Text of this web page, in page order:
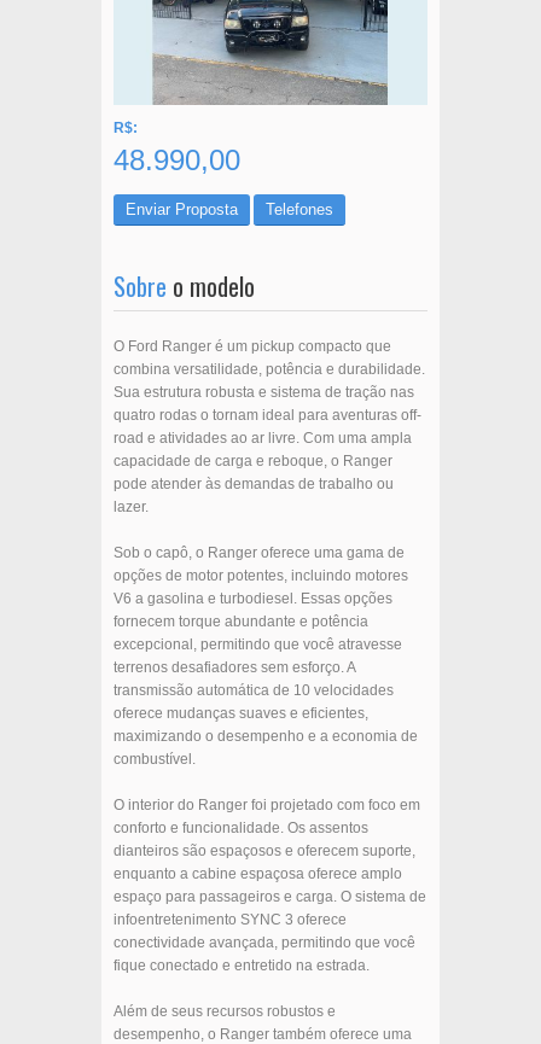
R$:
48.990,00
Enviar Proposta Telefones
Sobre o modelo
O Ford Ranger é um pickup compacto que
combina versatilidade, potência e durabilidade.
Sua estrutura robusta e sistema de tração nas
quatro rodas o tornam ideal para aventuras off-
road e atividades ao ar livre. Com uma ampla
capacidade de carga e reboque, o Ranger
pode atender às demandas de trabalho ou
lazer.
Sob o capô, o Ranger oferece uma gama de
opções de motor potentes, incluindo motores
V6 a gasolina e turbodiesel. Essas opções
fornecem torque abundante e potência
excepcional, permitindo que você atravesse
terrenos desafiadores sem esforço. A
transmissão automática de 10 velocidades
oferece mudanças suaves e eficientes,
maximizando o desempenho e a economia de
combustível.
O interior do Ranger foi projetado com foco em
conforto e funcionalidade. Os assentos
dianteiros são espaçosos e oferecem suporte,
enquanto a cabine espaçosa oferece amplo
espaço para passageiros e carga. O sistema de
infoentretenimento SYNC 3 oferece
conectividade avançada, permitindo que você
fique conectado e entretido na estrada.
Além de seus recursos robustos e
desempenho, o Ranger também oferece uma